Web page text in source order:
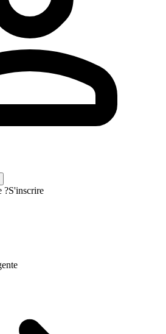
?S'inscrire